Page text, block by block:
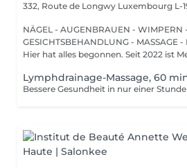
332, Route de Longwy Luxembourg L-
NÄGEL - AUGENBRAUEN - WIMPERN -
GESICHTSBEHANDLUNG - MASSAGE
Hier hat alles begonnen. Seit 2022 ist
Lymphdrainage-Massage, 60